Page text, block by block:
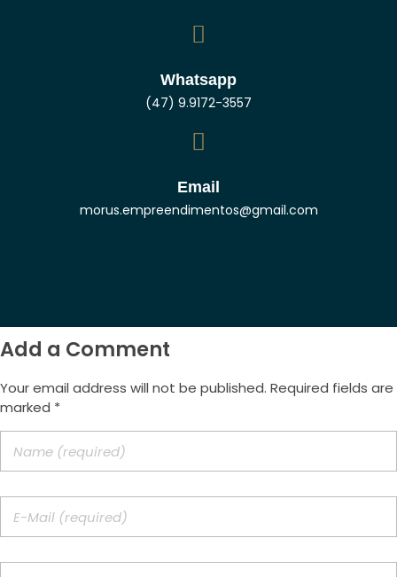
Whatsapp
(47) 9.9172-3557
Email
morus.empreendimentos@gmail.com
Add a Comment
Your email address will not be published. Required fields are
marked *